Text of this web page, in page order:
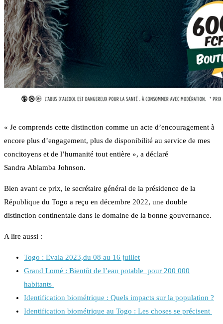
« Je comprends cette distinction comme un acte d’encouragement à
encore plus d’engagement, plus de disponibilité au service de mes
concitoyens et de l’humanité tout entière », a déclaré
Sandra Ablamba Johnson.
Bien avant ce prix, le secrétaire général de la présidence de la
République du Togo a reçu en décembre 2022, une double
distinction continentale dans le domaine de la bonne gouvernance.
A lire aussi :
Togo : Evala 2023,du 08 au 16 juillet
Grand Lomé : Bientôt de l’eau potable pour 200 000
habitants
Identification biométrique : Quels impacts sur la population ?
Identification biométrique au Togo : Les choses se précisent